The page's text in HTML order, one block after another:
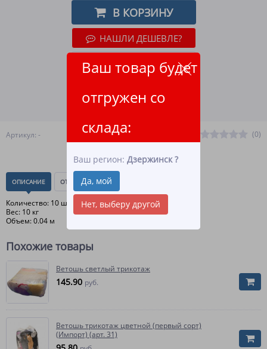
Ваш товар будет
отгружен со
склада:
Ваш регион:Дзержинск ?
Да, мой
Нет, выберу другой
Артикул: - (0)
В КОРЗИНУ
НАШЛИ ДЕШЕВЛЕ?
ПОДРОБНЕЕ О ДОСТАВКЕ
ОПИСАНИЕ ОТЗЫВЫ(0)
Количество: 10 шт
Вес: 10 кг
Объем: 0.04 м
Похожие товары
Ветошь светлый трикотаж
145.90 руб.
Ветошь трикотаж цветной (первый сорт)
(Импорт) (арт. 31)